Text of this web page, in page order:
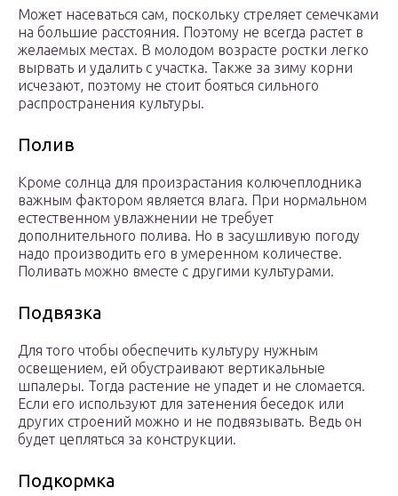
Может насеваться сам, поскольку стреляет семечками
на большие расстояния. Поэтому не всегда растет в
желаемых местах. В молодом возрасте ростки легко
вырвать и удалить с участка. Также за зиму корни
исчезают, поэтому не стоит бояться сильного
распространения культуры.
Полив
Кроме солнца для произрастания колючеплодника
важным фактором является влага. При нормальном
естественном увлажнении не требует
дополнительного полива. Но в засушливую погоду
надо производить его в умеренном количестве.
Поливать можно вместе с другими культурами.
Подвязка
Для того чтобы обеспечить культуру нужным
освещением, ей обустраивают вертикальные
шпалеры. Тогда растение не упадет и не сломается.
Если его используют для затенения беседок или
других строений можно и не подвязывать. Ведь он
будет цепляться за конструкции.
Подкормка